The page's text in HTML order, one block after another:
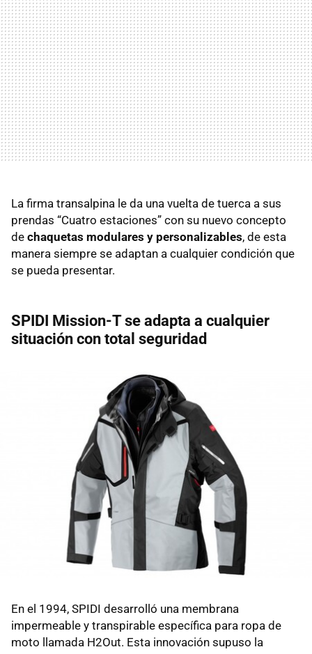
La firma transalpina le da una vuelta de tuerca a sus
prendas “Cuatro estaciones” con su nuevo concepto
de chaquetas modulares y personalizables, de esta
manera siempre se adaptan a cualquier condición que
se pueda presentar.
SPIDI Mission-T se adapta a cualquier
situación con total seguridad
En el 1994, SPIDI desarrolló una membrana
impermeable y transpirable específica para ropa de
moto llamada H2Out. Esta innovación supuso la